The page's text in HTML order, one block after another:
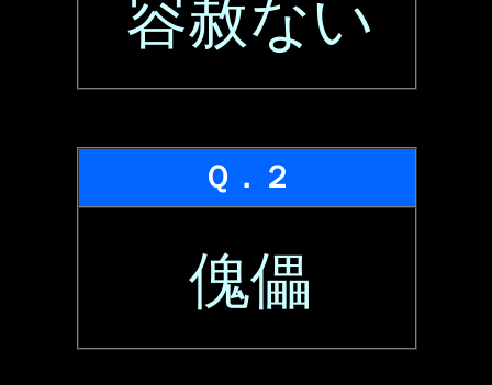
容赦ない
Ｑ．２
傀儡